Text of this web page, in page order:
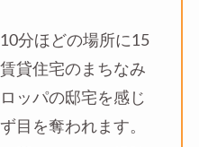
分ほどの場所に15
貸住宅のまちなみ
ッパの邸宅を感じ
目を奪われます。